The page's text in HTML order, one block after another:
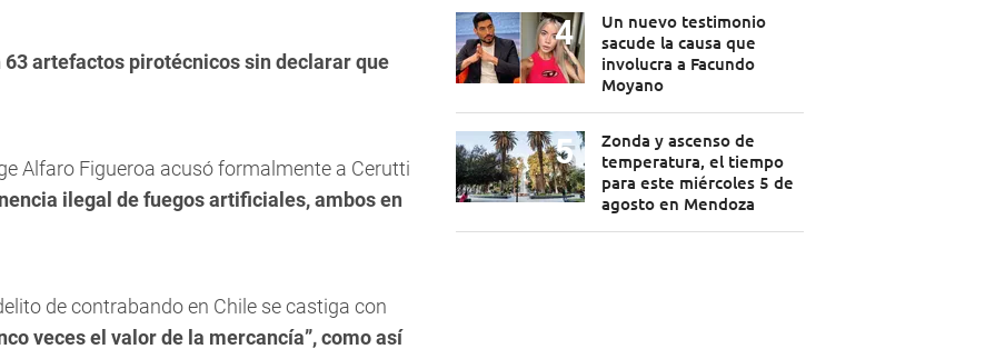
artefactos pirotécnicos sin declarar que
Alfaro Figueroa acusó formalmente a Cerutti
ilegal de fuegos artificiales, ambos en
de contrabando en Chile se castiga con
veces el valor de la mercancía”, como así
Un nuevo testimonio
sacude la causa que
involucra a Facundo
Moyano
Zonda y ascenso de
temperatura, el tiempo
para este miércoles 5 de
agosto en Mendoza